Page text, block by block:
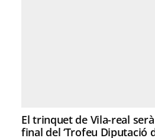
El trinquet de Vila-real
final del ‘Trofeu Diputació